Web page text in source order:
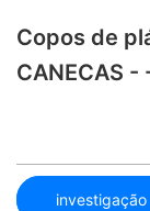
Copos de
CANECAS -
investigação